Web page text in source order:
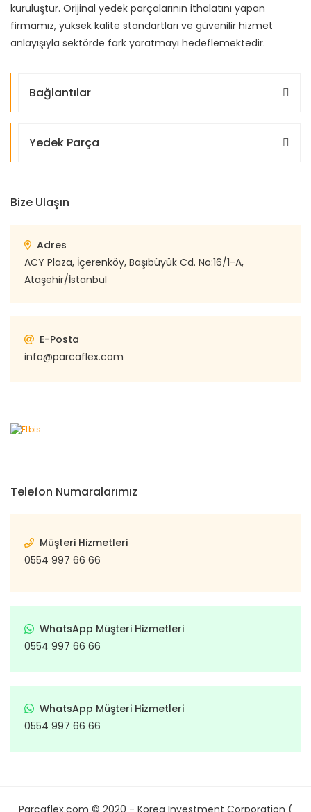
kuruluştur. Orijinal yedek parçalarının ithalatını yapan
firmamız, yüksek kalite standartları ve güvenilir hizmet
anlayışıyla sektörde fark yaratmayı hedeflemektedir.
Bağlantılar
Yedek Parça
Bize Ulaşın
Adres
ACY Plaza, İçerenköy, Başıbüyük Cd. No:16/1-A,
Ataşehir/İstanbul
E-Posta
info@parcaflex.com
Telefon Numaralarımız
Müşteri Hizmetleri
0554 997 66 66
WhatsApp Müşteri Hizmetleri
0554 997 66 66
WhatsApp Müşteri Hizmetleri
0554 997 66 66
Parcaflex.com © 2020 - Korea Investment Corporation (